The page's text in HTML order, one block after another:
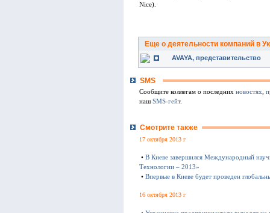
Nice).
Еще о деятельности компаний в
AVAYA, представительство
SMS
Сообщите коллегам о последних новостях,
нашSMS-гейт.
Смотрите также
17 октября 2013 г
• В Киеве завершился Международный
Технологии – 2013»
• Впервые в Киеве будет проведен
16 октября 2013 г